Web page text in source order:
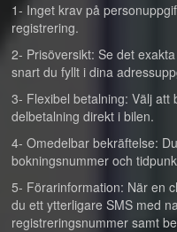
1- Inget krav på
registrering.
2- Prisöversikt: Se det
snart du fyllt i dina
3- Flexibel betalning: Välj att
delbetalning direkt i bilen.
4- Omedelbar bekräftelse:
bokningsnummer och
5- Förarinformation: När en
du ett ytterligare SMS med
registreringsnummer samt